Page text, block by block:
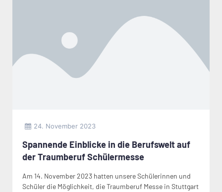
24. November 2023
Spannende Einblicke in die Berufswelt auf
der Traumberuf Schülermesse
Am 14. November 2023 hatten unsere Schülerinnen und
Schüler die Möglichkeit, die Traumberuf Messe in Stuttgart